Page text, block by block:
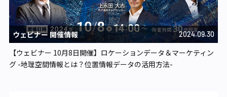
ウェビナー 開催情報 2024.09.30
【ウェビナー 10月8日開催】ロケーションデータ＆マーケティン
グ -地理空間情報とは？位置情報データの活用方法-